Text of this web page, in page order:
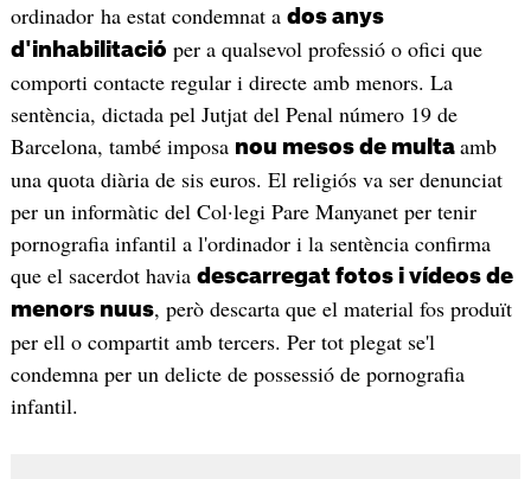
ordinador ha estat condemnat a dos anys
d'inhabilitació per a qualsevol professió o ofici que
comporti contacte regular i directe amb menors. La
sentència, dictada pel Jutjat del Penal número 19 de
Barcelona, també imposa nou mesos de multa amb
una quota diària de sis euros. El religiós va ser denunciat
per un informàtic del Col·legi Pare Manyanet per tenir
pornografia infantil a l'ordinador i la sentència confirma
que el sacerdot havia descarregat fotos i vídeos de
menors nuus, però descarta que el material fos produït
per ell o compartit amb tercers. Per tot plegat se'l
condemna per un delicte de possessió de pornografia
infantil.